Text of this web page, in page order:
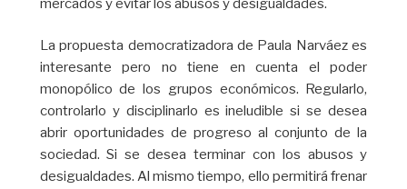
mercados y evitar los abusos y desigualdades.
La propuesta democratizadora de Paula Narváez es
interesante pero no tiene en cuenta el poder
monopólico de los grupos económicos. Regularlo,
controlarlo y disciplinarlo es ineludible si se desea
abrir oportunidades de progreso al conjunto de la
sociedad. Si se desea terminar con los abusos y
desigualdades. Al mismo tiempo, ello permitirá frenar